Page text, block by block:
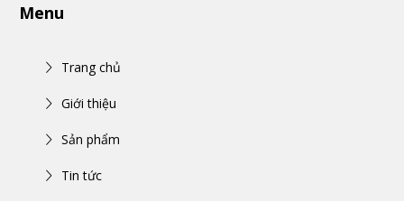
Menu
Trang chủ
Giới thiệu
Sản phẩm
Tin tức